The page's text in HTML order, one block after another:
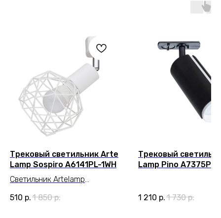
Трековый светильник Arte
Lamp Sospiro A6141PL-1WH
Светильник Artelamp
Подчеркнет стиль
510 р. 1 850 р.
Трековый
Lamp Pino A7375PL-
1 210 р. 1 730 р.